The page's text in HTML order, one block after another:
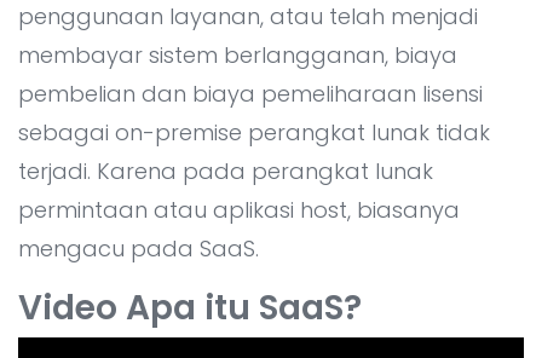
penggunaan layanan, atau telah menjadi
membayar sistem berlangganan, biaya
pembelian dan biaya pemeliharaan lisensi
sebagai on-premise perangkat lunak tidak
terjadi. Karena pada perangkat lunak
permintaan atau aplikasi host, biasanya
mengacu pada SaaS.
Video Apa itu SaaS?